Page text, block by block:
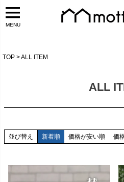
MENU
TOP ALL ITEM
ALL
並び替え 新着順 価格が安い順 価